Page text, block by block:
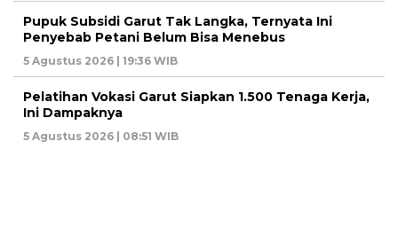
Pupuk Subsidi Garut Tak Langka, Ternyata Ini
Penyebab Petani Belum Bisa Menebus
5 Agustus 2026 | 19:36 WIB
Pelatihan Vokasi Garut Siapkan 1.500 Tenaga Kerja,
Ini Dampaknya
5 Agustus 2026 | 08:51 WIB